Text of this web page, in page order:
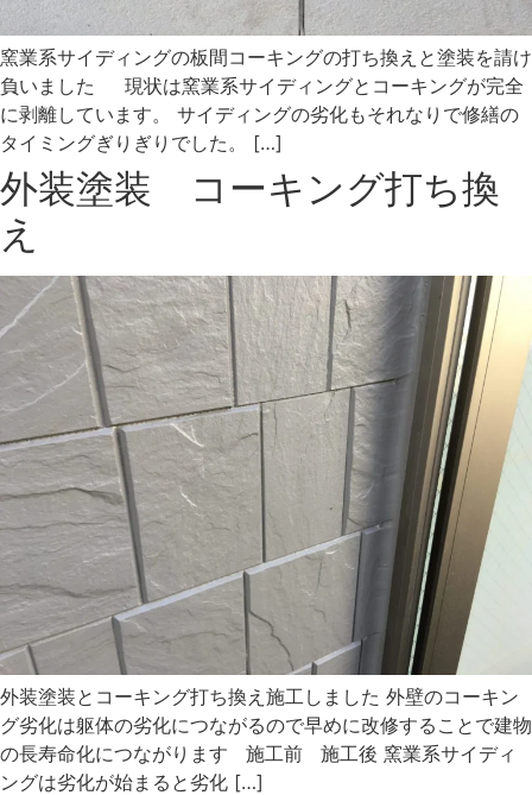
窯業系サイディングの板間コーキングの打ち換えと塗装を請け
負いました 現状は窯業系サイディングとコーキングが完全
に剥離しています。 サイディングの劣化もそれなりで修繕の
タイミングぎりぎりでした。 […]
外装塗装 コーキング打ち換
え
外装塗装とコーキング打ち換え施工しました 外壁のコーキン
グ劣化は躯体の劣化につながるので早めに改修することで建物
の長寿命化につながります 施工前 施工後 窯業系サイディ
ングは劣化が始まると劣化 […]